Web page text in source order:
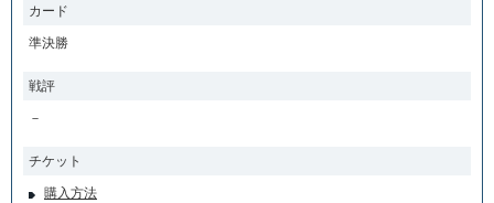
カード
準決勝
戦評
－
チケット
購入方法